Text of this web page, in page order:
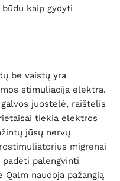
kaip gydyti
be vaistų yra
stimuliacija elektra.
juostelė, raištelis
tiekia elektros
jūsų nervų
migrenai
padėti palengvinti
Qalm naudoja pažangią